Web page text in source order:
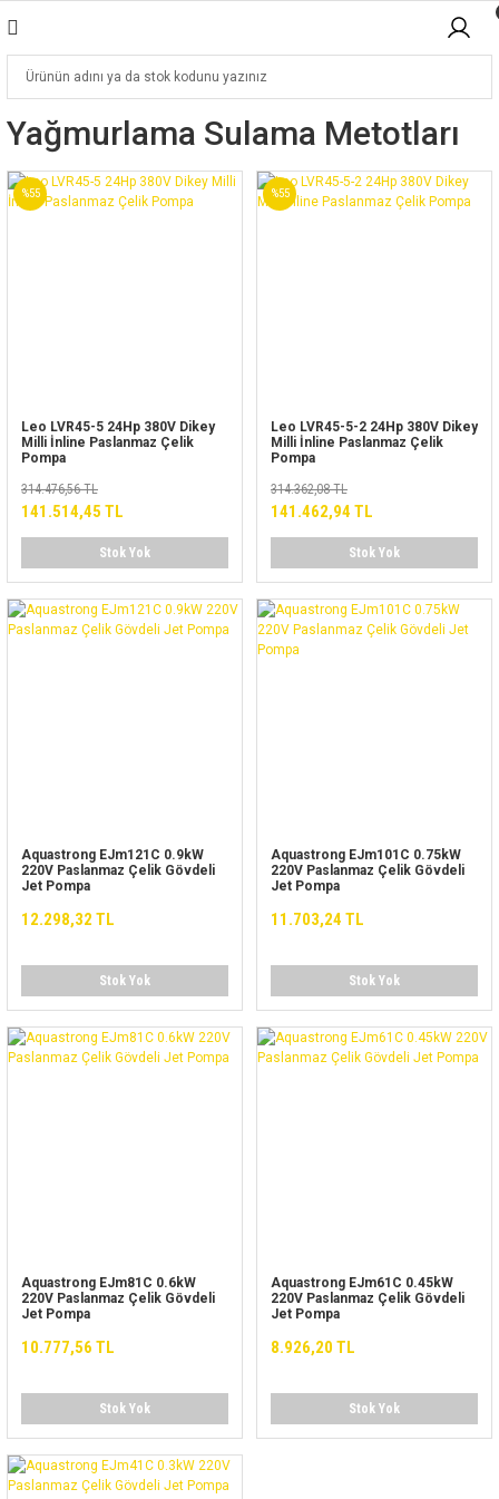
Yağmurlama Sulama Metotları
%55
Leo LVR45-5 24Hp 380V Dikey
Milli İnline Paslanmaz Çelik
Pompa
314.476,56 TL
141.514,45 TL
Stok Yok
%55
Leo LVR45-5-2 24Hp 380V Dikey
Milli İnline Paslanmaz Çelik
Pompa
314.362,08 TL
141.462,94 TL
Stok Yok
Aquastrong EJm121C 0.9kW
220V Paslanmaz Çelik Gövdeli
Jet Pompa
12.298,32 TL
Stok Yok
Aquastrong EJm101C 0.75kW
220V Paslanmaz Çelik Gövdeli
Jet Pompa
11.703,24 TL
Stok Yok
Aquastrong EJm81C 0.6kW
220V Paslanmaz Çelik Gövdeli
Jet Pompa
10.777,56 TL
Stok Yok
Aquastrong EJm61C 0.45kW
220V Paslanmaz Çelik Gövdeli
Jet Pompa
8.926,20 TL
Stok Yok